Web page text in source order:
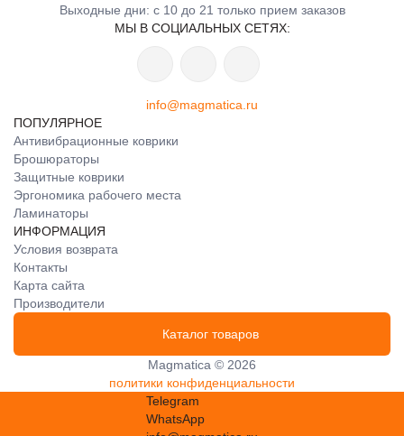
Выходные дни: с 10 до 21 только прием заказов
МЫ В СОЦИАЛЬНЫХ СЕТЯХ:
info@magmatica.ru
ПОПУЛЯРНОЕ
Антивибрационные коврики
Брошюраторы
Защитные коврики
Эргономика рабочего места
Ламинаторы
ИНФОРМАЦИЯ
Условия возврата
Контакты
Карта сайта
Производители
Каталог товаров
Magmatica © 2026
политики конфиденциальности
Telegram
WhatsApp